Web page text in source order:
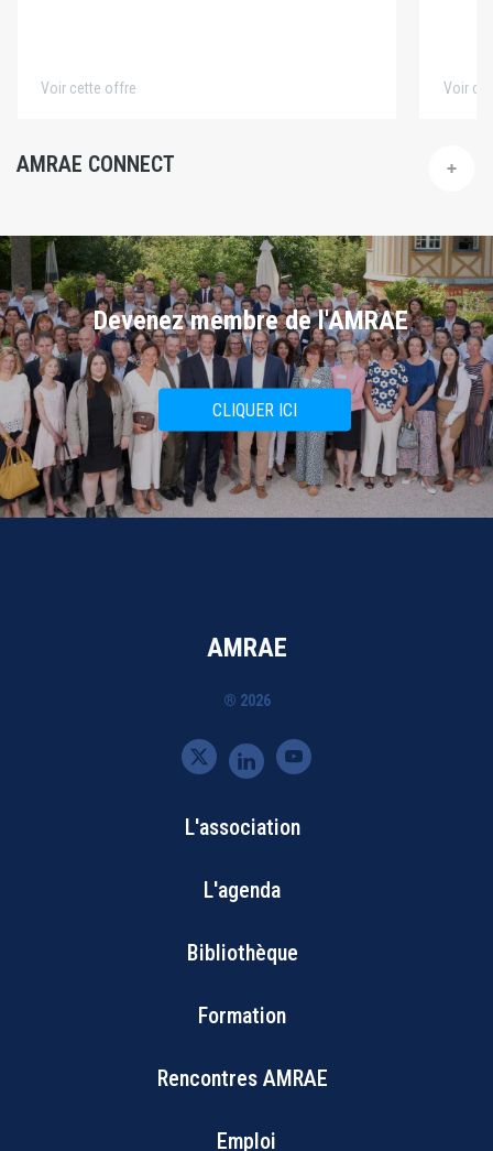
Voir cette offre Voir
AMRAE CONNECT
Devenez membre de l'AMRAE
CLIQUER ICI
AMRAE
® 2026
Bottom
Footer
Menu
L'association
L'agenda
Bibliothèque
Formation
Rencontres AMRAE
Emploi